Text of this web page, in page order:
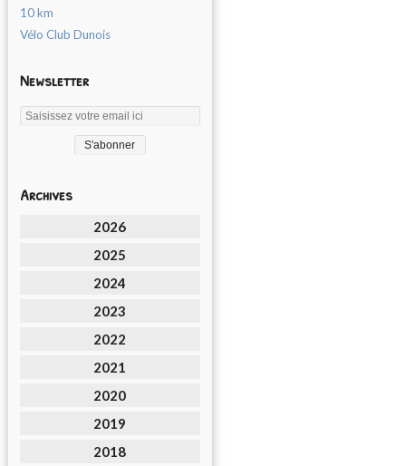
10 km
Vélo Club Dunois
Newsletter
Archives
2026
2025
2024
2023
2022
2021
2020
2019
2018